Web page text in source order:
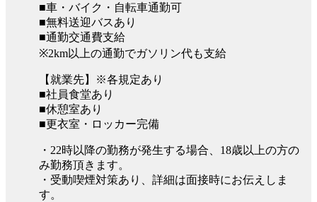
■車・バイク・自転車通勤可
■無料送迎バスあり
■通勤交通費支給
※2km以上の通勤でガソリン代も支給
【就業先】※各規定あり
■社員食堂あり
■休憩室あり
■更衣室・ロッカー完備
・22時以降の勤務が発生する場合、18歳以上の方の
み勤務頂きます。
・受動喫煙対策あり、詳細は面接時にお伝えしま
す。